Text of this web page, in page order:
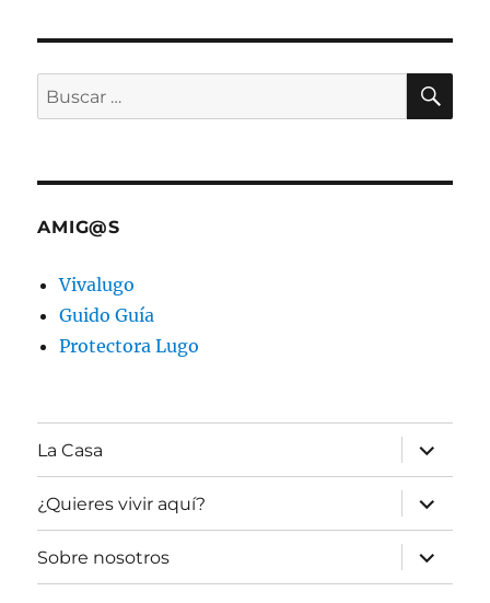
Buscar
por:
AMIG@S
Vivalugo
Guido Guía
Protectora Lugo
La Casa
expande
el
menú
inferior
¿Quieres vivir aquí?
expande
el
menú
inferior
Sobre nosotros
expande
el
menú